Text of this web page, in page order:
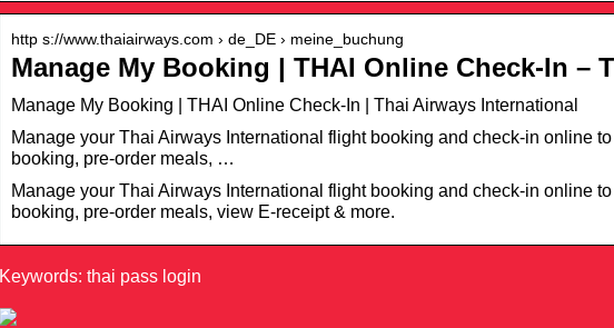
http s://www.thaiairways.com › de_DE › meine_buchung
Manage My Booking | THAI Online Check-In –
Manage My Booking | THAI Online Check-In | Thai Airways International
Manage your Thai Airways International flight booking and check-in online
booking, pre-order meals, …
Manage your Thai Airways International flight booking and check-in online
booking, pre-order meals, view E-receipt & more.
Keywords: thai pass login